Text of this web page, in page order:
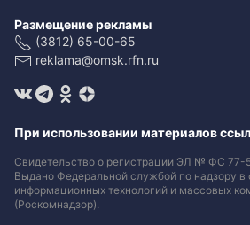
Размещение рекламы
(3812) 65-00-65
reklama@omsk.rfn.ru
При использовании материалов
Свидетельство о регистрации ЭЛ № ФС 77-
Выдано Федеральной службой по надзору в
информационных технологий и массовых
(Роскомнадзор).